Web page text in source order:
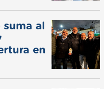
suma al
en